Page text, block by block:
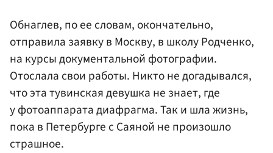
Обнаглев, по ее словам, окончательно,
отправила заявку в Москву, в школу Родченко,
на курсы документальной фотографии.
Отослала свои работы. Никто не догадывался,
что эта тувинская девушка не знает, где
у фотоаппарата диафрагма. Так и шла жизнь,
пока в Петербурге с Саяной не произошло
страшное.